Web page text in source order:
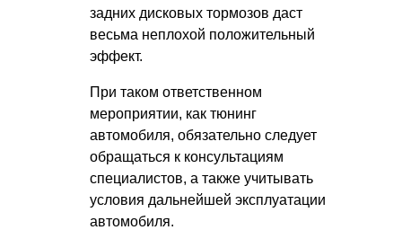
задних дисковых тормозов даст
весьма неплохой положительный
эффект.
При таком ответственном
мероприятии, как тюнинг
автомобиля, обязательно следует
обращаться к консультациям
специалистов, а также учитывать
условия дальнейшей эксплуатации
автомобиля.